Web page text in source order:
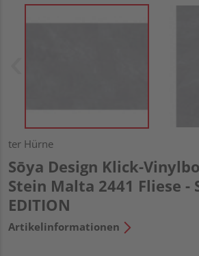
ter Hürne
Sōya Design Klick-
Stein Malta 2441 Fliese -
EDITION
Artikelinformationen